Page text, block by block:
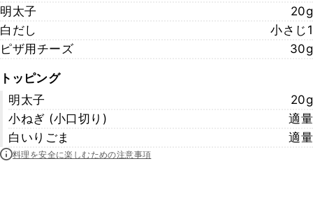
明太子
20g
白だし
小さじ1
ピザ用チーズ
30g
トッピング
明太子
20g
小ねぎ (小口切り)
適量
白いりごま
適量
料理を安全に楽しむための注意事項